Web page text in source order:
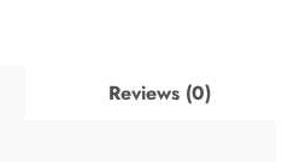
Reviews (0)